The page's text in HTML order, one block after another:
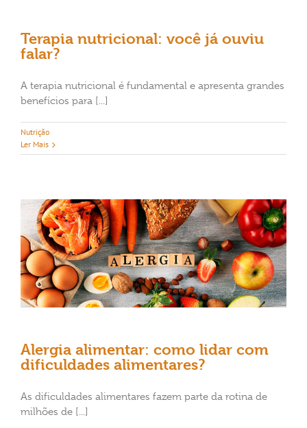
Terapia nutricional: você já ouviu
falar?
A terapia nutricional é fundamental e apresenta grandes
benefícios para [...]
Nutrição
Ler Mais
Alergia alimentar: como lidar com
dificuldades alimentares?
As dificuldades alimentares fazem parte da rotina de
milhões de [...]